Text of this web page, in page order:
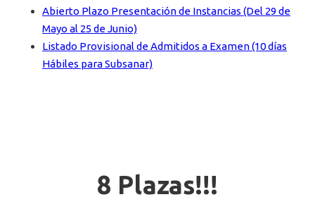
Abierto Plazo Presentación de Instancias (Del 29 de
Mayo al 25 de Junio)
Listado Provisional de Admitidos a Examen (10 días
Hábiles para Subsanar)
8 Plazas!!!